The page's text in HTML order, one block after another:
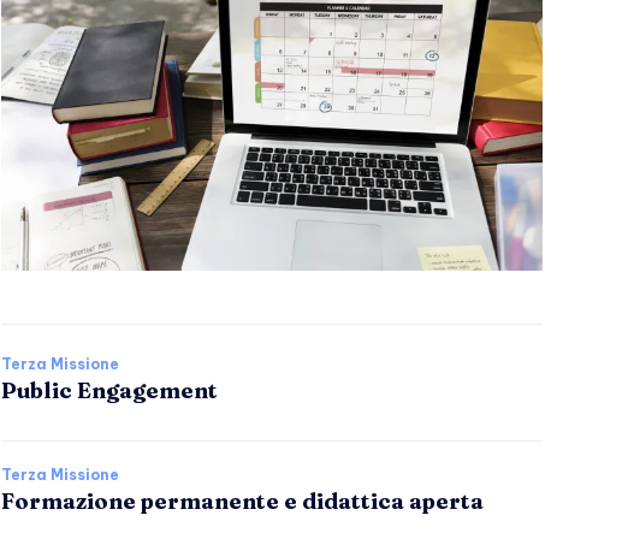
Terza Missione
Public Engagement
Terza Missione
Formazione permanente e didattica aperta